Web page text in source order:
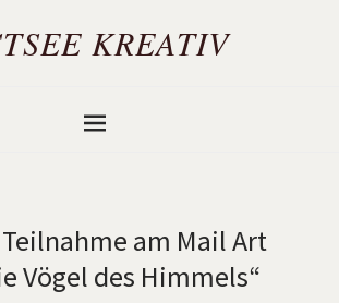
KREATIV
am Mail Art
Vögel des Himmels“